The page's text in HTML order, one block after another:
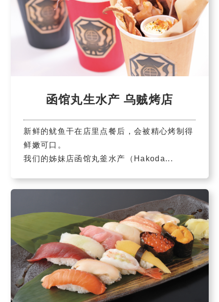
函馆丸生水产 乌贼烤店
新鲜的鱿鱼干在店里点餐后，会被精心烤制得
鲜嫩可口。
我们的姊妹店函馆丸釜水产（Hakoda...